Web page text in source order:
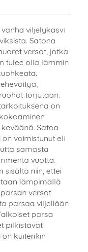
viljelykasvi
Satona
versot, jotka
tulee olla lämmin
torjutaan.
on
Satoa
voimistunut eli
samasta
vuotta.
sisältä niin, ettei
lämpimällä
versot
parsaa viljellään
parsa
pilkistävät
kuitenkin